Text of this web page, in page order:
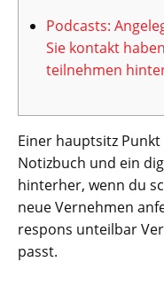
Podcasts:
Sie kontakt
teilnehmen
Einer hauptsitz
Notizbuch und ein
hinterher, wenn du
neue Vernehmen
respons unteilbar
passt.